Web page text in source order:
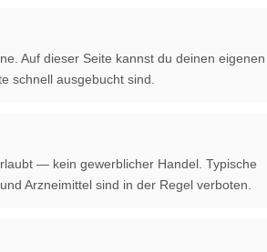
Auf dieser Seite kannst du deinen eigenen
schnell ausgebucht sind.
— kein gewerblicher Handel. Typische
Arzneimittel sind in der Regel verboten.